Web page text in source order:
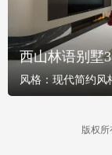
西山林语别墅
风格： 现代简约风
版权